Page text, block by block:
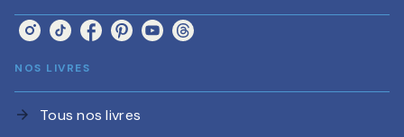
NOS LIVRES
arrow_forward Tous nos livres